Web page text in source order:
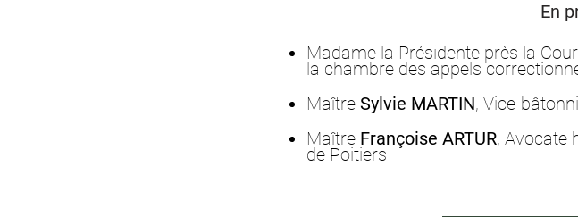
En
Madame la Présidente près la
la chambre des appels
Maître Sylvie MARTIN, Vice-
Maître Françoise ARTUR, Avocate
de Poitiers